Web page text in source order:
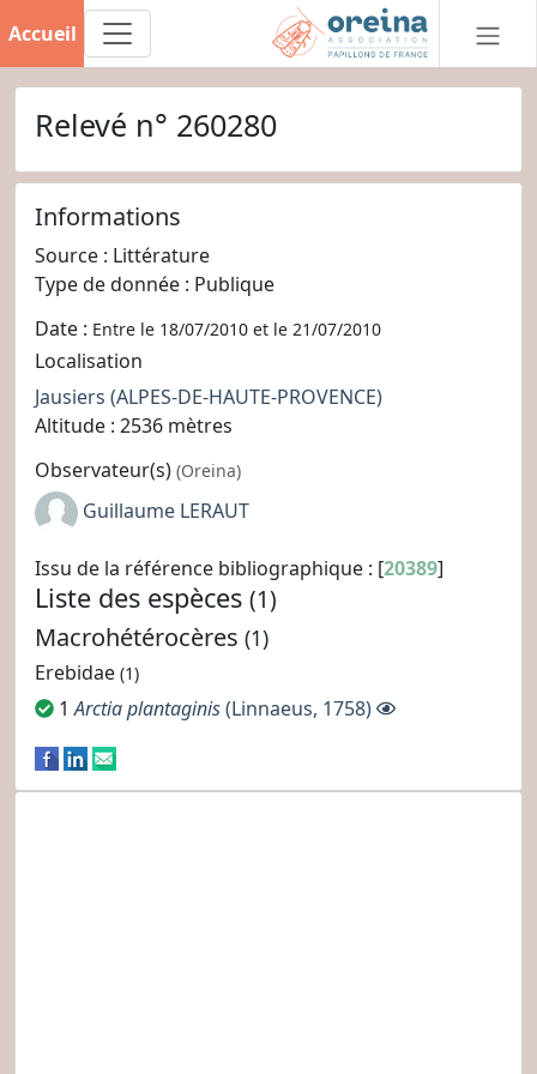
Accueil
Relevé n° 260280
Informations
Source : Littérature
Type de donnée : Publique
Date : Entre le 18/07/2010 et le 21/07/2010
Localisation
Jausiers (ALPES-DE-HAUTE-PROVENCE)
Altitude : 2536 mètres
Observateur(s) (Oreina)
Guillaume LERAUT
Issu de la référence bibliographique : [20389]
Liste des espèces (1)
Macrohétérocères (1)
Erebidae (1)
1Arctia plantaginis(Linnaeus, 1758)